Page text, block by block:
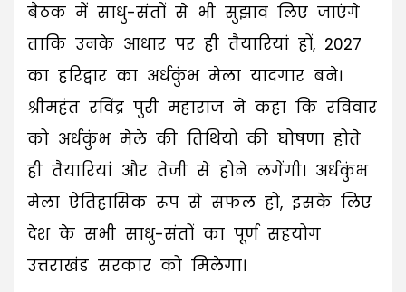
बैठक में साधु-संतों से भी सुझाव लिए जाएंगे
ताकि उनके आधार पर ही तैयारियां हों, 2027
का हरिद्वार का अर्धकुंभ मेला यादगार बने।
श्रीमहंत रविंद्र पुरी महाराज ने कहा कि रविवार
को अर्धकुंभ मेले की तिथियों की घोषणा होते
ही तैयारियां और तेजी से होने लगेंगी। अर्धकुंभ
मेला ऐतिहासिक रूप से सफल हो, इसके लिए
देश के सभी साधु-संतों का पूर्ण सहयोग
उत्तराखंड सरकार को मिलेगा।